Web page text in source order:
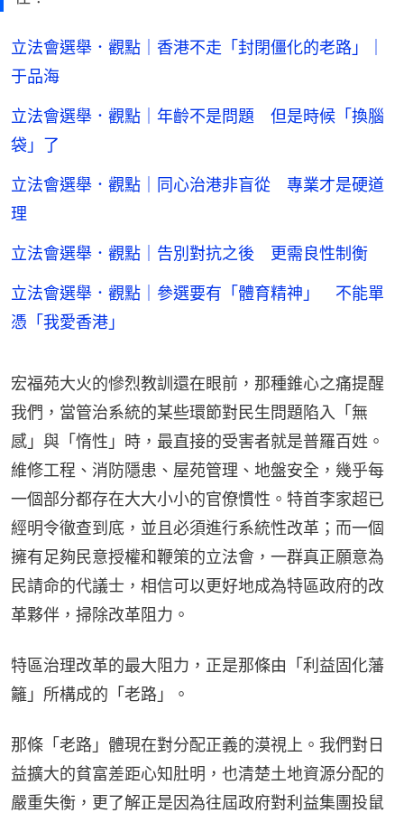
立法會選舉．觀點｜香港不走「封閉僵化的老路」｜
于品海
立法會選舉．觀點｜年齡不是問題 但是時候「換腦
袋」了
立法會選舉．觀點｜同心治港非盲從 專業才是硬道
理
立法會選舉．觀點｜告別對抗之後 更需良性制衡
立法會選舉．觀點｜參選要有「體育精神」 不能單
憑「我愛香港」
宏福苑大火的慘烈教訓還在眼前，那種錐心之痛提醒
我們，當管治系統的某些環節對民生問題陷入「無
感」與「惰性」時，最直接的受害者就是普羅百姓。
維修工程、消防隱患、屋苑管理、地盤安全，幾乎每
一個部分都存在大大小小的官僚慣性。特首李家超已
經明令徹查到底，並且必須進行系統性改革；而一個
擁有足夠民意授權和鞭策的立法會，一群真正願意為
民請命的代議士，相信可以更好地成為特區政府的改
革夥伴，掃除改革阻力。
特區治理改革的最大阻力，正是那條由「利益固化藩
籬」所構成的「老路」。
那條「老路」體現在對分配正義的漠視上。我們對日
益擴大的貧富差距心知肚明，也清楚土地資源分配的
嚴重失衡，更了解正是因為往屆政府對利益集團投鼠